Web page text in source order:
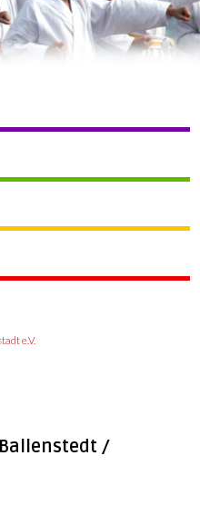
e.V.
/